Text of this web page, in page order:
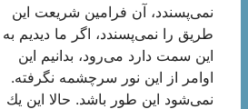
نمی‌پسندد، آن فرامین شریعت این
طریق را نمی‌پسندد، اگر ما دیدیم به
این سمت دارد می‌رود، بدانیم این
اوامر از این نور سرچشمه نگرفته.
نمی‌شود این طور باشد. حالا این یك